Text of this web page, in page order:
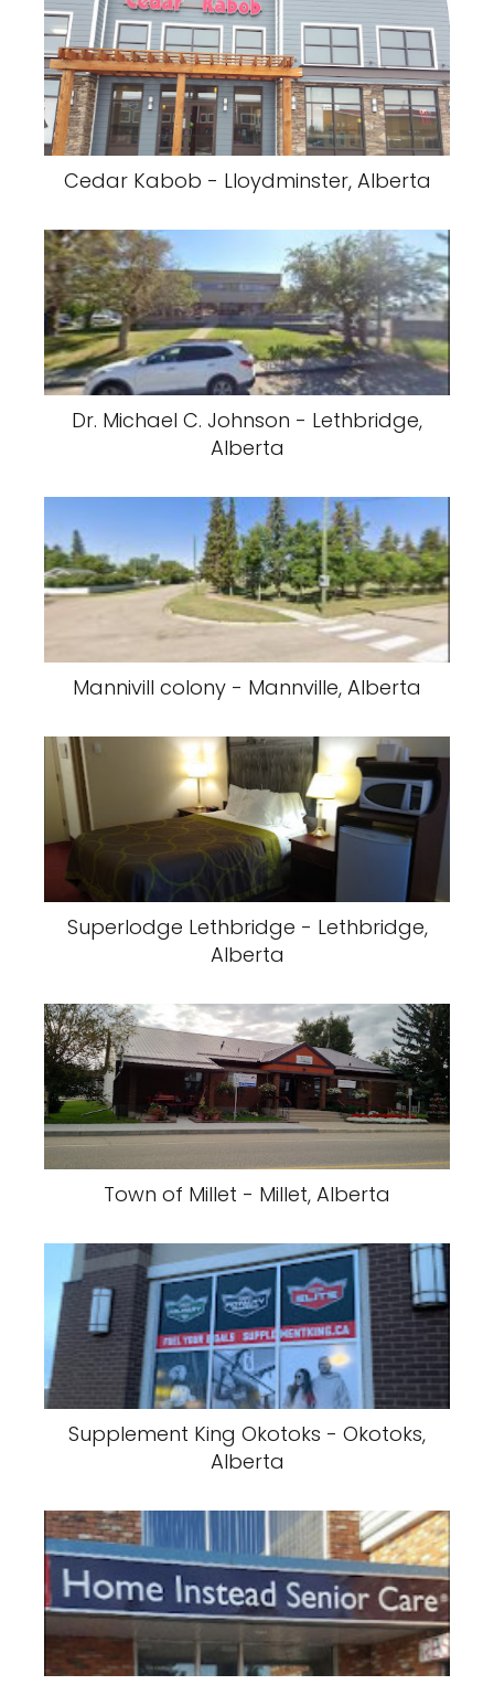
Cedar Kabob - Lloydminster, Alberta
Dr. Michael C. Johnson - Lethbridge,
Alberta
Mannivill colony - Mannville, Alberta
Superlodge Lethbridge - Lethbridge,
Alberta
Town of Millet - Millet, Alberta
Supplement King Okotoks - Okotoks,
Alberta